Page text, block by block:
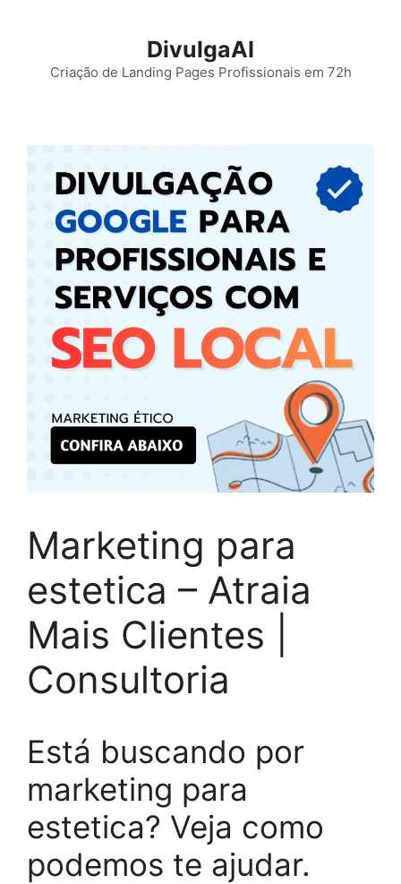
conteúdo
DivulgaAI
Criação de Landing Pages Profissionais em 72h
Marketing para
estetica – Atraia
Mais Clientes |
Consultoria
Está buscando por
marketing para
estetica? Veja como
podemos te ajudar.